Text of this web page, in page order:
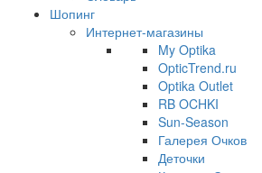
Шопинг
Интернет-магазины
My Optika
OpticTrend.ru
Optika Outlet
RB OCHKI
Sun-Season
Галерея Очков
Деточки